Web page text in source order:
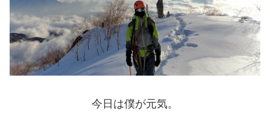
今日は僕が元気。